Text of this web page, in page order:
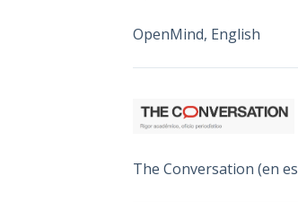
OpenMind, English
The Conversation (en